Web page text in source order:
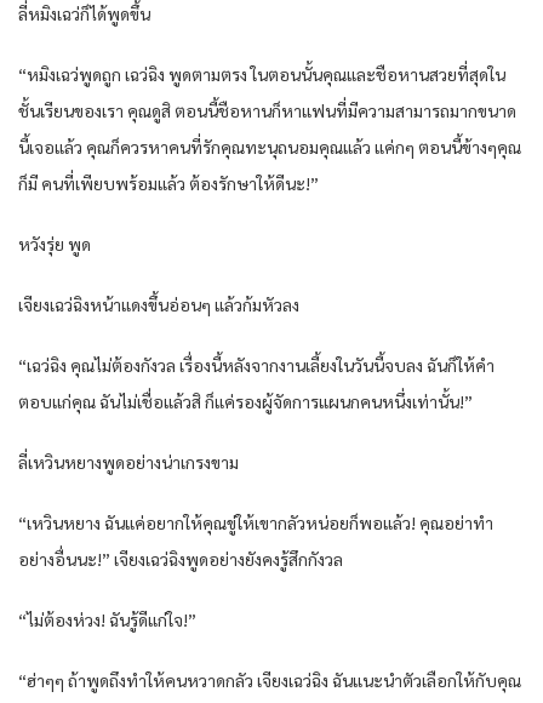
ลี่หมิงเฉว่ก็ได้พูดขึ้น
“หมิงเฉว่พูดถูก เฉว่ฉิง พูดตามตรง ในตอนนั้นคุณและชือหานสวยที่สุดใน
ชั้นเรียนของเรา คุณดูสิ ตอนนี้ชือหานก็หาแฟนที่มีความสามารถมากขนาด
นี้เจอแล้ว คุณก็ควรหาคนที่รักคุณทะนุถนอมคุณแล้ว แค่กๆ ตอนนี้ข้างๆคุณ
ก็มี คนที่เพียบพร้อมแล้ว ต้องรักษาให้ดีนะ!”
หวังรุ่ย พูด
เจียงเฉว่ฉิงหน้าแดงขึ้นอ่อนๆ แล้วก้มหัวลง
“เฉว่ฉิง คุณไม่ต้องกังวล เรื่องนี้หลังจากงานเลี้ยงในวันนี้จบลง ฉันก็ให้คำ
ตอบแก่คุณ ฉันไม่เชื่อแล้วสิ ก็แค่รองผู้จัดการแผนกคนหนึ่งเท่านั้น!”
ลี่เหวินหยางพูดอย่างน่าเกรงขาม
“เหวินหยาง ฉันแค่อยากให้คุณขู่ให้เขากลัวหน่อยก็พอแล้ว! คุณอย่าทำ
อย่างอื่นนะ!” เจียงเฉว่ฉิงพูดอย่างยังคงรู้สึกกังวล
“ไม่ต้องห่วง! ฉันรู้ดีแก่ใจ!”
“ฮ่าๆๆ ถ้าพูดถึงทำให้คนหวาดกลัว เจียงเฉว่ฉิง ฉันแนะนำตัวเลือกให้กับคุณ